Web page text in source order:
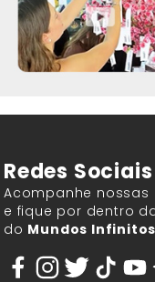
Redes Sociais
Acompanhe nossas
e fique por dentro
do Mundos Infinitos